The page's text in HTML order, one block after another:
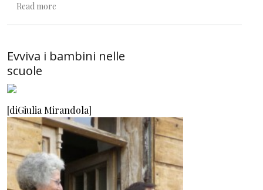
Read more
Evviva i bambini nelle
scuole
[diGiulia Mirandola]